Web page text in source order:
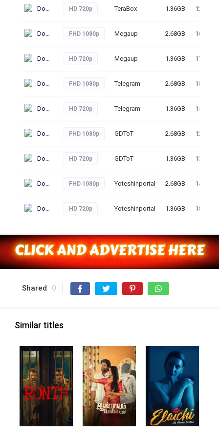
Download HD 720p TeraBox 1.36GB 120
Download FHD 1080p Megaup 2.68GB 163
Download HD 720p Megaup 1.36GB 175
Download FHD 1080p Telegram 2.68GB 183
Download HD 720p Telegram 1.36GB 158
Download FHD 1080p GDToT 2.68GB 128
Download HD 720p GDToT 1.36GB 131
Download FHD 1080p Yoteshinportal 2.68GB 147
Download HD 720p Yoteshinportal 1.36GB 186
Shared 0
Similar titles